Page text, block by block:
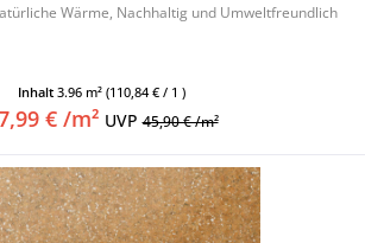
Wärme, Nachhaltig und Umweltfreundlich
Inhalt 3.96 m² (110,84 € / 1 )
€ /m² UVP45,90 € /m²